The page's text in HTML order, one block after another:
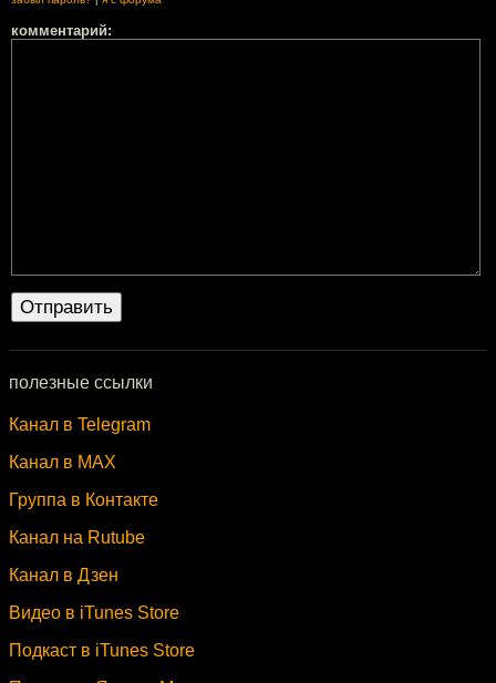
комментарий:
полезные ссылки
Канал в Telegram
Канал в MAX
Группа в Контакте
Канал на Rutube
Канал в Дзен
Видео в iTunes Store
Подкаст в iTunes Store